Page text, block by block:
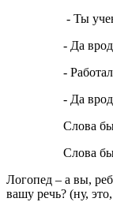
- Ты
- Да
- Работал в
- Да
Слова бывают
Слова бывают
Логопед – а вы,
вашу речь? (ну,